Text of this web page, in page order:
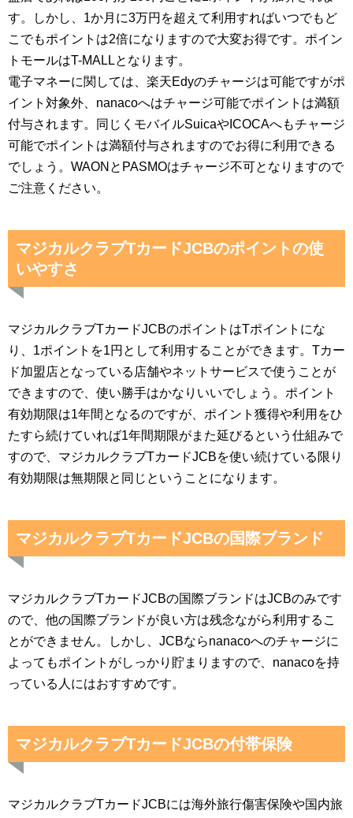
す。しかし、1か月に3万円を超えて利用すればいつでもど
こでもポイントは2倍になりますので大変お得です。ポイン
トモールはT-MALLとなります。
電子マネーに関しては、楽天Edyのチャージは可能ですがポ
イント対象外、nanacoへはチャージ可能でポイントは満額
付与されます。同じくモバイルSuicaやICOCAへもチャージ
可能でポイントは満額付与されますのでお得に利用できる
でしょう。WAONとPASMOはチャージ不可となりますので
ご注意ください。
マジカルクラブTカードJCBのポイントの使
いやすさ
マジカルクラブTカードJCBのポイントはTポイントにな
り、1ポイントを1円として利用することができます。Tカー
ド加盟店となっている店舗やネットサービスで使うことが
できますので、使い勝手はかなりいいでしょう。ポイント
有効期限は1年間となるのですが、ポイント獲得や利用をひ
たすら続けていれば1年間期限がまた延びるという仕組みで
すので、マジカルクラブTカードJCBを使い続けている限り
有効期限は無期限と同じということになります。
マジカルクラブTカードJCBの国際ブランド
マジカルクラブTカードJCBの国際ブランドはJCBのみです
ので、他の国際ブランドが良い方は残念ながら利用するこ
とができません。しかし、JCBならnanacoへのチャージに
よってもポイントがしっかり貯まりますので、nanacoを持
っている人にはおすすめです。
マジカルクラブTカードJCBの付帯保険
マジカルクラブTカードJCBには海外旅行傷害保険や国内旅